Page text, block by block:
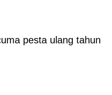
pesta ulang tahun